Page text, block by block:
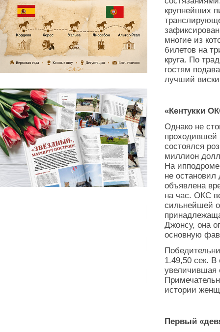
крупнейших
многие из
билетов на
круга. По
гостям
лучший
«Кентукки
Однако не
проходившей
состоялся
миллион
На
не
объявлена
на час. ОКС
сильнейшей
Джонсу, она
основную
1.49,50 сек. В
истории
Первый «